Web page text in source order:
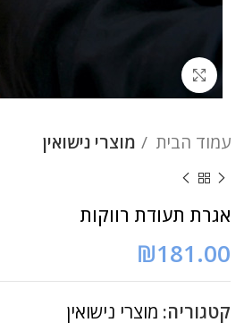
עמוד הבית מוצרי נישואין
אגרת תעודת רווקות
₪181.00
קטגוריה: מוצרי נישואין